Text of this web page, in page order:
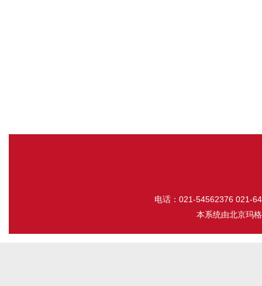
电话：021-54562376 021-
本系统由北京玛